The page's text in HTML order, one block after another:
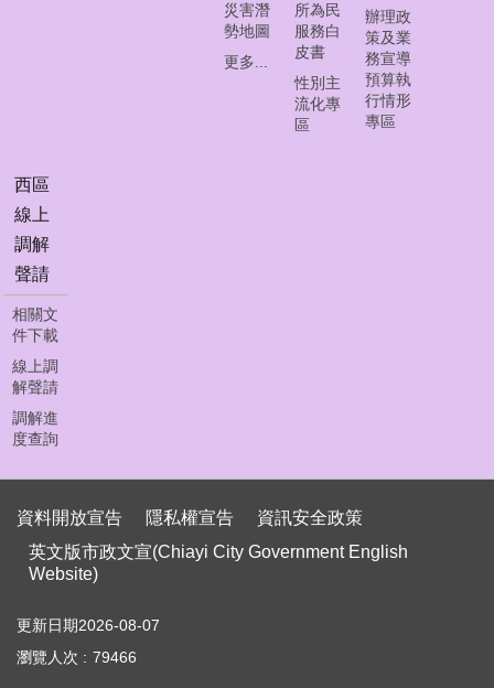
回
首
頁
員
工
下
載
聯
絡
我
資
料
開
放
告
災害潛
勢地圖
更多...
所為民
服務白
皮書
性別主
流化專
區
辦理政
策及業
務宣導
預算執
行情形
專區
西區
線上
調解
聲請
相關文
件下載
線上調
解聲請
調解進
度查詢
資料開放宣告 隱私權宣告
資訊安全政策
英文版市政文宣(Chiayi City Government English
Website)
更新日期2026-08-07
瀏覽人次
79466